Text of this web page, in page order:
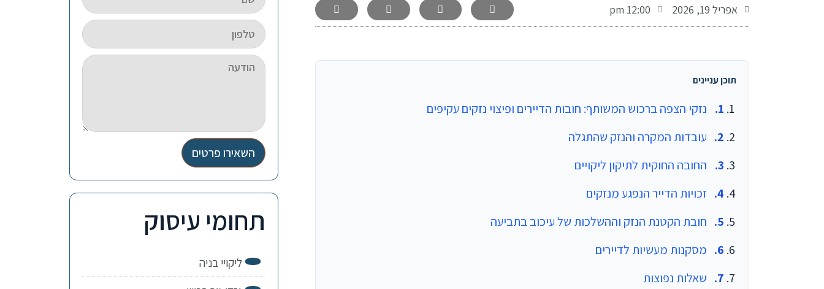
אפריל 19, 2026 12:00 pm
תוכן עניינים
נזקי הצפה ברכוש המשותף: חובות הדיירים ופיצוי נזקים עקיפים
עובדות המקרה והנזק שהתגלה
החובה החוקית לתיקון ליקויים
זכויות הדייר הנפגע מנזקים
חובת הקטנת הנזק וההשלכות של עיכוב בתביעה
מסקנות מעשיות לדיירים
שאלות נפוצות
השאירו פרטים
תחומי עיסוק
ליקויי בניה